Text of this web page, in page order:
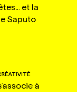
et la
Saputo
à